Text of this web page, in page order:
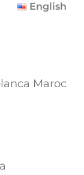
English
Maroc